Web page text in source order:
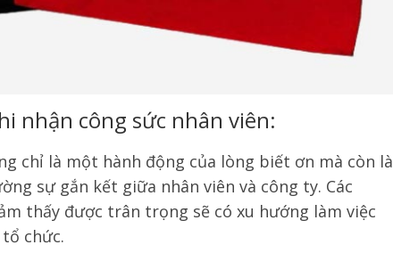
nhận công sức nhân viên:
chỉ là một hành động của lòng biết ơn mà còn là
sự gắn kết giữa nhân viên và công ty. Các
thấy được trân trọng sẽ có xu hướng làm việc
chức.